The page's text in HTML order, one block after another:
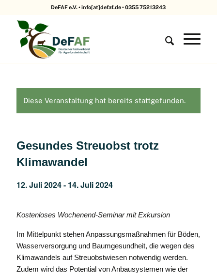
DeFAF e.V. • info[at]defaf.de • 0355 75213243
Diese Veranstaltung hat bereits stattgefunden.
Gesundes Streuobst trotz
Klimawandel
12. Juli 2024- 14. Juli 2024
Kostenloses Wochenend-Seminar mit Exkursion
Im Mittelpunkt stehen Anpassungsmaßnahmen für Böden,
Wasserversorgung und Baumgesundheit, die wegen des
Klimawandels auf Streuobstwiesen notwendig werden.
Zudem wird das Potential von Anbausystemen wie der